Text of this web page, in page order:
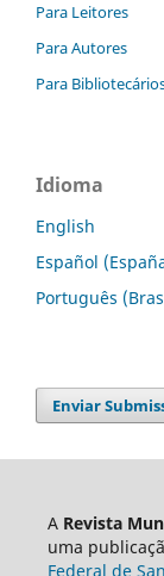
Para Leitores
Para Autores
Para
Idioma
English
Español
Português
Enviar
A Revista
uma
Federal de